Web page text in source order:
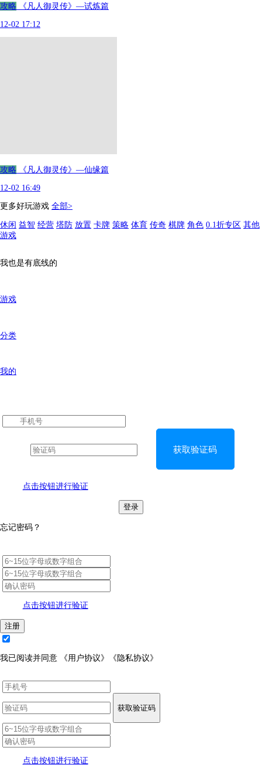
攻略 《凡人御灵传》—试炼篇
12-02 17:12
攻略 《凡人御灵传》—仙缘篇
12-02 16:49
更多好玩游戏 全部>
休闲 益智 经营 塔防 放置 卡牌 策略 体育 传奇 棋牌 角色 0.1折专区 其他
游戏
我也是有底线的
游戏
分类
我的
获取验证码
点击按钮进行验证
登录
忘记密码？
点击按钮进行验证
注册
我已阅读并同意 《用户协议》 《隐私协议》
获取验证码
点击按钮进行验证